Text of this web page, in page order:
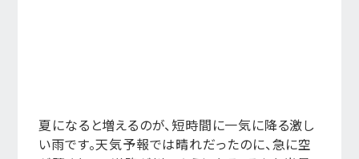
夏になると増えるのが、短時間に一気に降る激し
い雨です。天気予報では晴れだったのに、急に空